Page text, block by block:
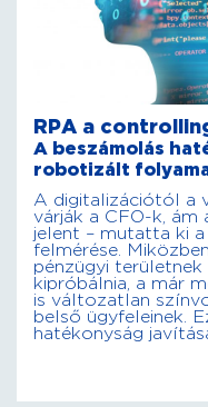
RPA a
A beszámolás
robotizált
A digitalizációtól a
várják a CFO-k, ám
jelent – mutatta ki
felmérése.
pénzügyi területnek
kipróbálnia, a már
is változatlan
belső ügyfeleinek.
hatékonyság